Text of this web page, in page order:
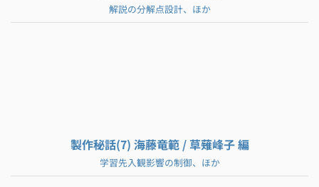
解説の分解点設計、ほか
製作秘話(7) 海藤竜範 / 草薙峰子 編
学習先入観影響の制御、ほか